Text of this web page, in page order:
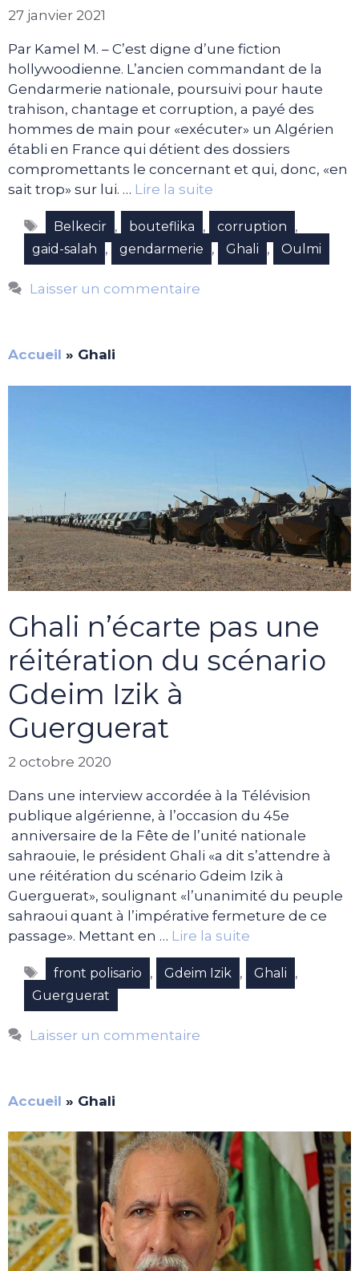
27 janvier 2021
Par Kamel M. – C’est digne d’une fiction
hollywoodienne. L’ancien commandant de la
Gendarmerie nationale, poursuivi pour haute
trahison, chantage et corruption, a payé des
hommes de main pour «exécuter» un Algérien
établi en France qui détient des dossiers
compromettants le concernant et qui, donc, «en
sait trop» sur lui. … Lire la suite
Étiquettes
Belkecir , bouteflika , corruption ,
gaid-salah , gendarmerie , Ghali , Oulmi
Laisser un commentaire
Accueil » Ghali
Ghali n’écarte pas une
réitération du scénario
Gdeim Izik à
Guerguerat
2 octobre 2020
Dans une interview accordée à la Télévision
publique algérienne, à l’occasion du 45e
anniversaire de la Fête de l’unité nationale
sahraouie, le président Ghali «a dit s’attendre à
une réitération du scénario Gdeim Izik à
Guerguerat», soulignant «l’unanimité du peuple
sahraoui quant à l’impérative fermeture de ce
passage». Mettant en … Lire la suite
Étiquettes
front polisario , Gdeim Izik , Ghali ,
Guerguerat
Laisser un commentaire
Accueil » Ghali